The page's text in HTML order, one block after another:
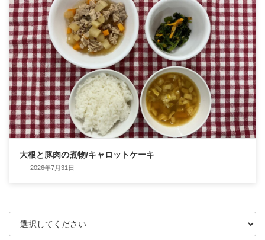
大根と豚肉の煮物/キャロットケーキ
2026年7月31日